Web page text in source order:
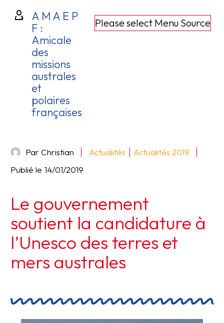
Please select Menu Source
A M A E P
F :
Amicale
des
missions
australes
et
polaires
françaises
Par Christian Actualités
Actualités 2019
Publié le 14/01/2019
Le gouvernement
soutient la candidature à
l’Unesco des terres et
mers australes